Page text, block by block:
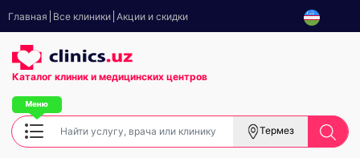
Главная Все клиники Акции и скидки
Каталог клиник и медицинских центров
Термез